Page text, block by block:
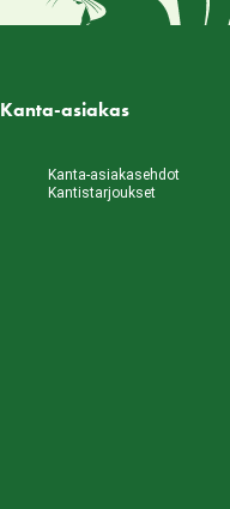
Kanta-asiakas
Kanta-asiakasehdot
Kantistarjoukset